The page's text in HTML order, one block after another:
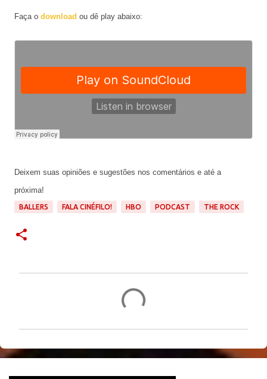
Faça o download ou dê play abaixo:
Deixem suas opiniões e sugestões nos comentários e até a
próxima!
BALLERS FALA CINÉFILO! HBO PODCAST THE ROCK
n
t